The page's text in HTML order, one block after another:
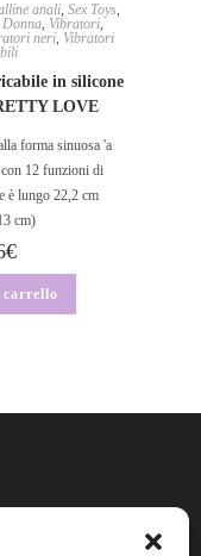
anali,Sex Toys,
Donna, Vibratori,
neri, Vibratori
in silicone
LOVE
forma sinuosa 'a
12 funzioni di
è lungo 22,2 cm
cm)
€